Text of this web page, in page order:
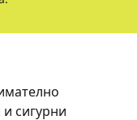
сигурни